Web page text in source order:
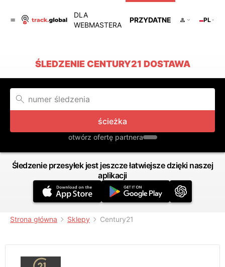
DLA
WEBMASTERA
PRZYDATNE PL
ŚLEDZENIE CENTURY21 DOSTAWA
ścieżka
otwórz ofertę partnera
Śledzenie przesyłek jest jeszcze łatwiejsze dzięki naszej
aplikacji
Strona główna Sklepy Century21